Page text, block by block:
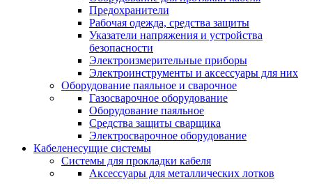
Предохранители
Рабочая одежда, средства защиты
Указатели напряжения и устройства
безопасности
Электроизмерительные приборы
Электроинструменты и аксессуары для них
Оборудование паяльное и сварочное
Газосварочное оборудование
Оборудование паяльное
Средства защиты сварщика
Электросварочное оборудование
Кабеленесущие системы
Системы для прокладки кабеля
Аксессуары для металлических лотков